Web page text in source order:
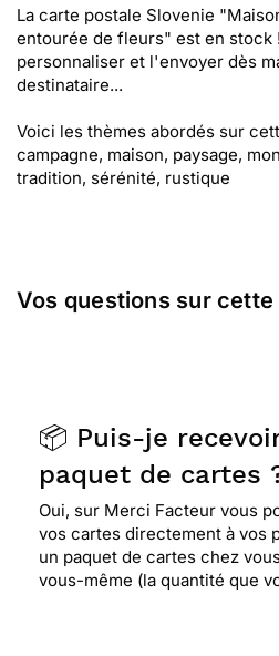
La carte postale Slovenie
entourée de fleurs" est en stock
personnaliser et l'envoyer dès
destinataire...
Voici les thèmes abordés sur
campagne, maison, paysage,
tradition, sérénité, rustique
Vos questions sur cette
📦 Puis-je
paquet de cartes
Oui, sur Merci Facteur vous
vos cartes directement à vos
un paquet de cartes chez
vous-même (la quantité que